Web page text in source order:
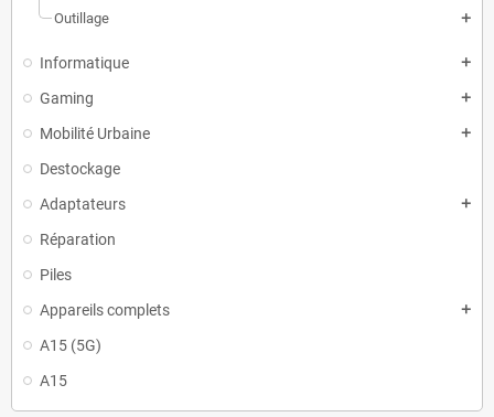
Outillage add
Informatique add
Gaming add
Mobilité Urbaine add
Destockage
Adaptateurs
add
Réparation
Piles
Appareils complets
add
A15 (5G)
A15